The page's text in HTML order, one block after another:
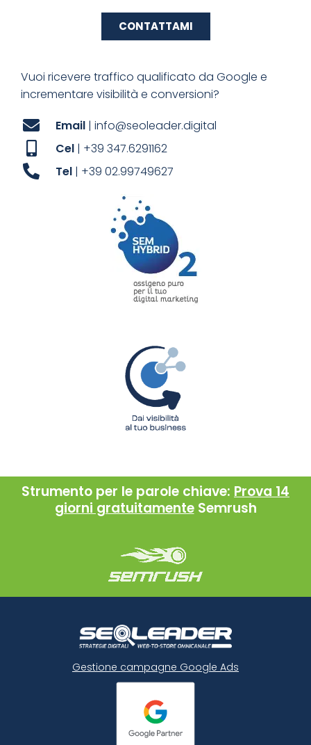
Vuoi ricevere traffico qualificato da Google e
incrementare visibilità e conversioni?
Email | info@seoleader.digital
Cel | +39 347.6291162
Tel | +39 02.99749627
CONTATTAMI
Strumento per le parole chiave: Prova 14
giorni gratuitamente Semrush
Gestione campagne Google Ads